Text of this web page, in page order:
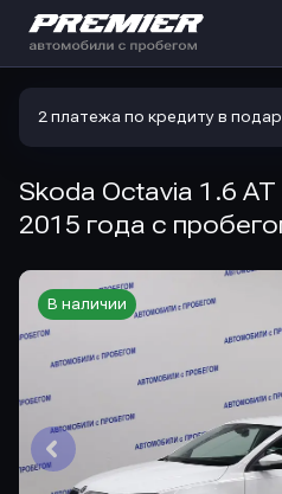
2 платежа по кредиту в
Skoda Octavia 1.6 AT
2015 года с
В наличии